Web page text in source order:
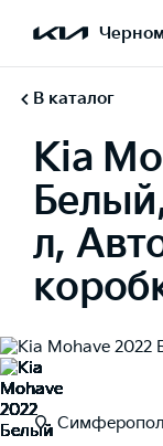
В каталог
Kia
л,